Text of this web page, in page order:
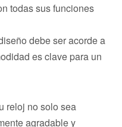
todas sus funciones
debe ser acorde a
es clave para un
reloj no solo sea
agradable y